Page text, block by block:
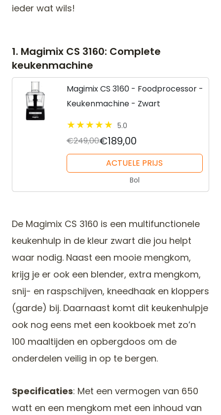
ieder wat wils!
1. Magimix CS 3160: Complete
keukenmachine
Magimix CS 3160 - Foodprocessor -
Keukenmachine - Zwart
5.0
€249,00€189,00
ACTUELE PRIJS
Bol
De Magimix CS 3160 is een multifunctionele
keukenhulp in de kleur zwart die jou helpt
waar nodig. Naast een mooie mengkom,
krijg je er ook een blender, extra mengkom,
snij- en raspschijven, kneedhaak en kloppers
(garde) bij. Daarnaast komt dit keukenhulpje
ook nog eens met een kookboek met zo’n
100 maaltijden en opbergdoos om de
onderdelen veilig in op te bergen.
Specificaties: Met een vermogen van 650
watt en een mengkom met een inhoud van